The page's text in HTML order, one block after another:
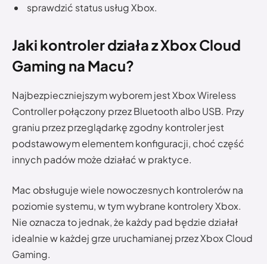
sprawdzić status usług Xbox.
Jaki kontroler działa z Xbox Cloud
Gaming na Macu?
Najbezpieczniejszym wyborem jest Xbox Wireless
Controller połączony przez Bluetooth albo USB. Przy
graniu przez przeglądarkę zgodny kontroler jest
podstawowym elementem konfiguracji, choć część
innych padów może działać w praktyce.
Mac obsługuje wiele nowoczesnych kontrolerów na
poziomie systemu, w tym wybrane kontrolery Xbox.
Nie oznacza to jednak, że każdy pad będzie działał
idealnie w każdej grze uruchamianej przez Xbox Cloud
Gaming.